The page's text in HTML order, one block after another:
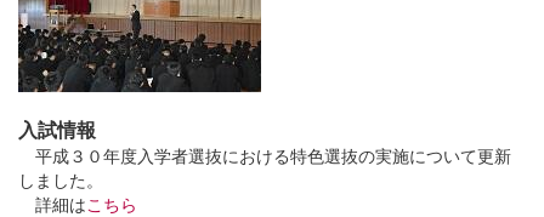
入試情報
平成３０年度入学者選抜における特色選抜の実施について更新
しました。
詳細はこちら